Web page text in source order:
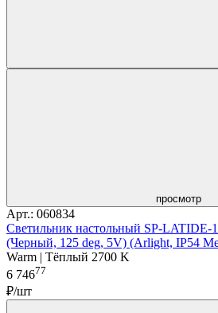
просмотр
Арт.: 060834
Светильник настольный SP-LATIDE-
(Черный, 125 deg, 5V) (Arlight, IP54
Warm | Тёплый 2700 K
6 74677
₽/шт